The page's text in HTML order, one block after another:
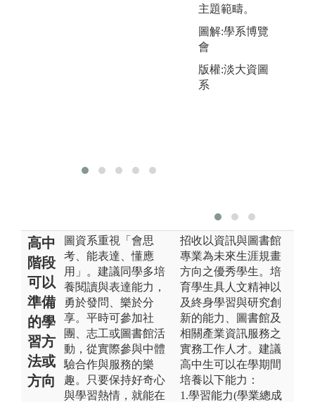
主題範疇。
圖解:學系博覽
會
版權:淡大資圖
系
高中
階段
可以
準備
的學
習方
法或
方向
圖資系重視「會思
考、能表達、懂應
用」。建議同學多培
養閱讀與表達能力，
勇於發問、樂於分
享。平時可參加社
團、志工或圖書館活
動，從實際參與中體
驗合作與服務的樂
趣。只要保持好奇心
與學習熱情，就能在
招收以資訊與圖書館
專業為未來生涯規畫
方向之優秀學生。培
育學生具人文精神以
及終身學習與研究創
新的能力、圖書館及
相關產業資訊服務之
實務工作人才。建議
高中生可以在學期間
培養以下能力：
1.學習能力(學業總成